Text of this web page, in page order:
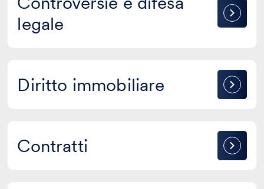
legale
e
difesa
legale
Diritto immobiliare
Diritto
immobiliare
Contratti
Contratti